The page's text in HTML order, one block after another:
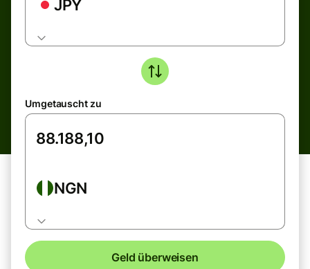
JPY
Umgetauscht zu
NGN
Geld überweisen